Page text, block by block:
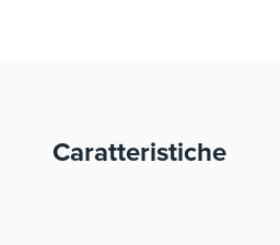
Caratteristiche